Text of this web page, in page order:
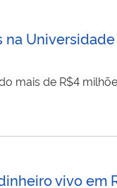
na
mais de R$4
vivo em